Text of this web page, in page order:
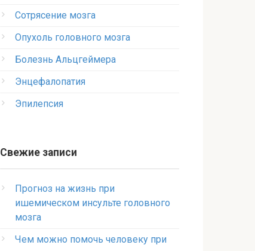
Сотрясение мозга
Опухоль головного мозга
Болезнь Альцгеймера
Энцефалопатия
Эпилепсия
Свежие записи
Прогноз на жизнь при
ишемическом инсульте головного
мозга
Чем можно помочь человеку при